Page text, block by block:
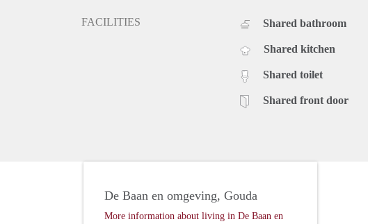
FACILITIES Shared bathroom
Shared kitchen
Shared toilet
Shared front door
De Baan en omgeving, Gouda
More information about living in De Baan en